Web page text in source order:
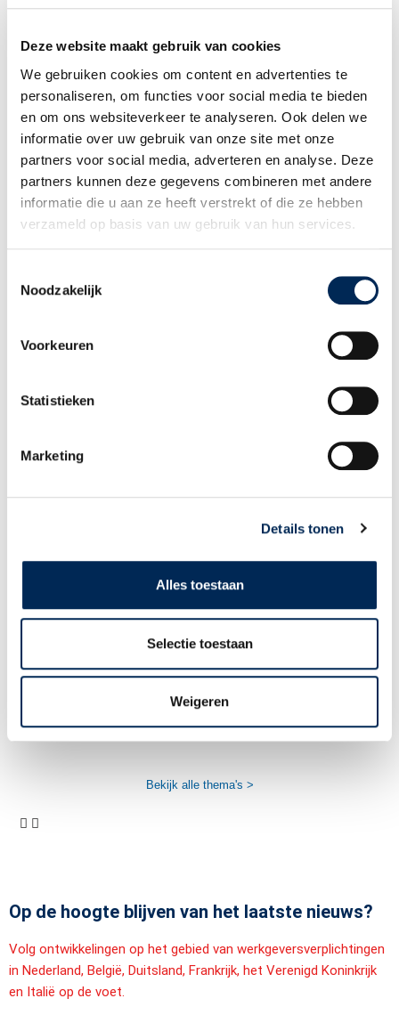
Deze website maakt gebruik van cookies
We gebruiken cookies om content en advertenties te
personaliseren, om functies voor social media te bieden
en om ons websiteverkeer te analyseren. Ook delen we
informatie over uw gebruik van onze site met onze
partners voor social media, adverteren en analyse. Deze
partners kunnen deze gegevens combineren met andere
informatie die u aan ze heeft verstrekt of die ze hebben
verzameld op basis van uw gebruik van hun services.
Noodzakelijk
Voorkeuren
Statistieken
Marketing
Details tonen
Alles toestaan
Selectie toestaan
Weigeren
Duits, en wel op vrijdag 27 maart 2026, van 10 tot 11 uur.
Gerelateerde thema's
Webinar ‘Cross border leasing voor
werkgevers met personeel over de grens in
Webinar ‘Vergelijking fiscaliteit in Duitsland
Werken in de bouw in België of Duitsland?
Bekijk alle thema's >
Op de hoogte blijven van het laatste nieuws?
Volg ontwikkelingen op het gebied van werkgeversverplichtingen
in Nederland, België, Duitsland, Frankrijk, het Verenigd Koninkrijk
en Italië op de voet.